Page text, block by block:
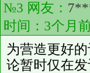
№3 网友：
时间：3个月
为营造更好
论暂时仅在